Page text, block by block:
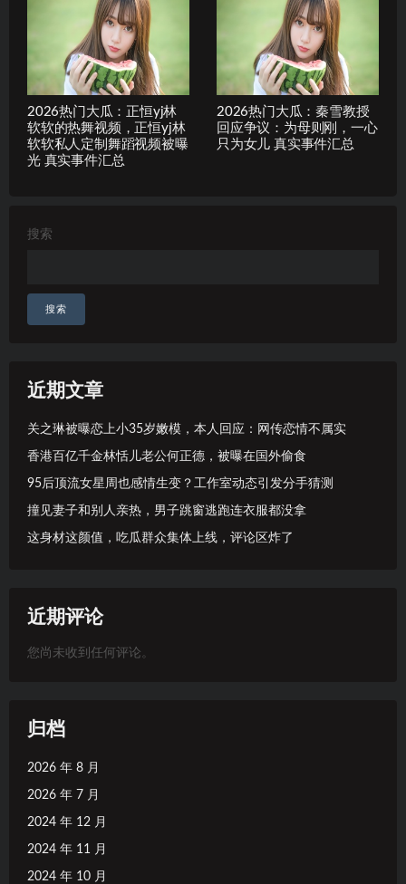
2026热门大瓜：正恒yj林
软软的热舞视频，正恒yj林
软软私人定制舞蹈视频被曝
光 真实事件汇总
2026热门大瓜：秦雪教授
回应争议：为母则刚，一心
只为女儿 真实事件汇总
搜索
搜索
近期文章
关之琳被曝恋上小35岁嫩模，本人回应：网传恋情不属实
香港百亿千金林恬儿老公何正德，被曝在国外偷食
95后顶流女星周也感情生变？工作室动态引发分手猜测
撞见妻子和别人亲热，男子跳窗逃跑连衣服都没拿
这身材这颜值，吃瓜群众集体上线，评论区炸了
近期评论
您尚未收到任何评论。
归档
2026 年 8 月
2026 年 7 月
2024 年 12 月
2024 年 11 月
2024 年 10 月